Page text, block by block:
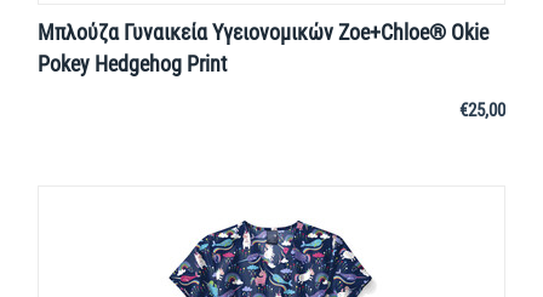
Μπλούζα Γυναικεία Yγειονομικών Zoe+Chloe® Okie
Pokey Hedgehog Print
€25,00